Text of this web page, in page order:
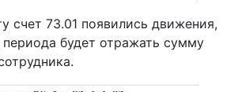
счет 73.01 появились движения,
будет отражать сумму